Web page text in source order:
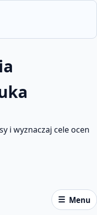
Menu
i wyznaczaj cele ocen